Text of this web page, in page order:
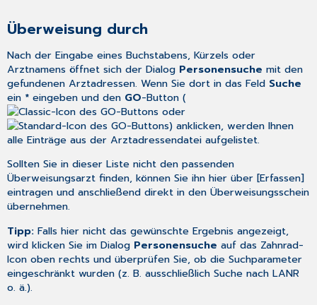
Überweisung durch
Nach der Eingabe eines Buchstabens, Kürzels oder
Arztnamens öffnet sich der Dialog Personensuche mit den
gefundenen Arztadressen. Wenn Sie dort in das Feld Suche
ein * eingeben und den GO-Button (
oder
) anklicken, werden Ihnen
alle Einträge aus derArztadressendatei aufgelistet.
Sollten Sie in dieser Liste nicht den passenden
Überweisungsarzt finden, können Sie ihn hier über [Erfassen]
eintragen und anschließend direkt in den Überweisungsschein
übernehmen.
Tipp:Falls hier nicht das gewünschte Ergebnis angezeigt,
wird klicken Sie im Dialog Personensuche auf das Zahnrad-
Icon oben rechts und überprüfen Sie, ob die Suchparameter
eingeschränkt wurden (z. B. ausschließlich Suche nach LANR
o. ä.).